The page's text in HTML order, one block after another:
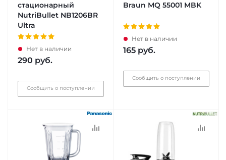
стационарный
NutriBullet NB1206BR
Ultra
Нет в наличии
290 руб.
Сообщить о поступлении
Braun MQ 55001 MBK
Нет в наличии
165 руб.
Сообщить о поступлении